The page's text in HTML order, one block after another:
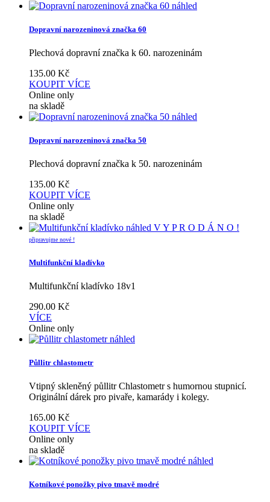
náhled
Dopravní narozeninová značka 60
Plechová dopravní značka k 60. narozeninám
135.00 Kč
KOUPIT VÍCE
Online only
na skladě
náhled
Dopravní narozeninová značka 50
Plechová dopravní značka k 50. narozeninám
135.00 Kč
KOUPIT VÍCE
Online only
na skladě
náhled V Y P R O D Á N O !
připravujme nové !
Multifunkční kladívko
Multifunkční kladívko 18v1
290.00 Kč
VÍCE
Online only
náhled
Půllitr chlastometr
Vtipný skleněný půllitr Chlastometr s humornou stupnicí.
Originální dárek pro pivaře, kamarády i kolegy.
165.00 Kč
KOUPIT VÍCE
Online only
na skladě
náhled
Kotníkové ponožky pivo tmavě modré